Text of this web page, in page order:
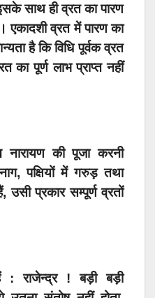
साथ ही व्रत का पारण
एकादशी व्रत में पारण का
है कि विधि पूर्वक व्रत
पूर्ण लाभ प्राप्त नहीं
नारायण की पूजा करनी
पक्षियों में गरुड़ तथा
उसी प्रकार सम्पूर्ण व्रतों
: राजेन्द्र ! बड़ी बड़ी